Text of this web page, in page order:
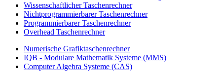
Wissenschaftlicher Taschenrechner
Nichtprogrammierbarer Taschenrechner
Programmierbarer Taschenrechner
Overhead Taschenrechner
Numerische Grafiktaschenrechner
IQB - Modulare Mathematik Systeme (MMS)
Computer Algebra Systeme (CAS)